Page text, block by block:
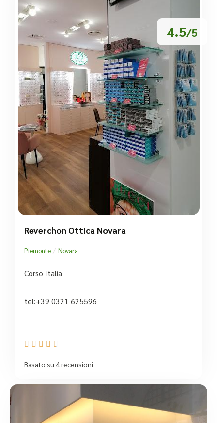
4.5/5
Reverchon Ottica Novara
Piemonte / Novara
Corso Italia
tel:+39 0321 625596
    
Basato su 4 recensioni